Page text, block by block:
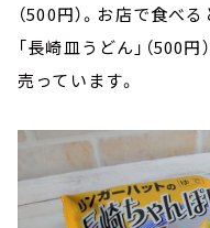
（500円）。お店で食べ
「長崎皿うどん」（500
売っています。